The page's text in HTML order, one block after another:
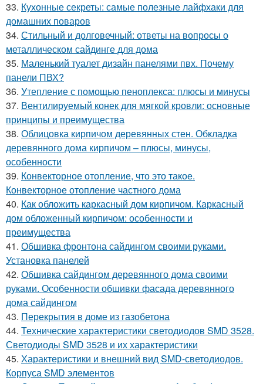
33. Кухонные секреты: самые полезные лайфхаки для
домашних поваров
34. Стильный и долговечный: ответы на вопросы о
металлическом сайдинге для дома
35. Маленький туалет дизайн панелями пвх. Почему
панели ПВХ?
36. Утепление с помощью пеноплекса: плюсы и минусы
37. Вентилируемый конек для мягкой кровли: основные
принципы и преимущества
38. Облицовка кирпичом деревянных стен. Обкладка
деревянного дома кирпичом – плюсы, минусы,
особенности
39. Конвекторное отопление, что это такое.
Конвекторное отопление частного дома
40. Как обложить каркасный дом кирпичом. Каркасный
дом обложенный кирпичом: особенности и
преимущества
41. Обшивка фронтона сайдингом своими руками.
Установка панелей
42. Обшивка сайдингом деревянного дома своими
руками. Особенности обшивки фасада деревянного
дома сайдингом
43. Перекрытия в доме из газобетона
44. Технические характеристики светодиодов SMD 3528.
Светодиоды SMD 3528 и их характеристики
45. Характеристики и внешний вид SMD-светодиодов.
Корпуса SMD элементов